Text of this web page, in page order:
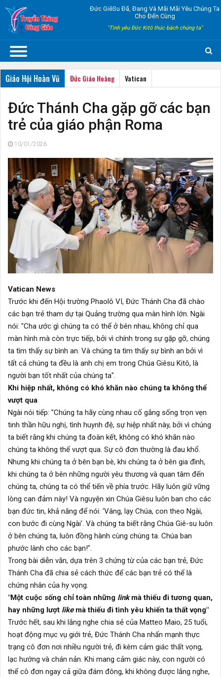
Đức GiêSu Đã, Đang Và Mãi Mãi Yêu Chúng Ta
Cho Đến Cùng
"Tình yêu Đức Kitô thúc bách chúng ta"
Giáo Hội Hoàn Vũ Đức Giáo Hoàng Vatican
Đức Thánh Cha gặp gỡ các bạn
trẻ của giáo phận Roma
10/01/2026
Vatican News
Trước khi đến Hội trường Phaolô VI, Đức Thánh Cha đã chào
các bạn trẻ tham dự tại Quảng trường qua màn hình lớn. Ngài
nói: "Cha ước gì chúng ta có thể ở bên nhau, không chỉ qua
màn hình mà còn trực tiếp, bởi vì chính trong sự gặp gỡ, chúng
ta tìm thấy sự bình an. Và chúng ta tìm thấy sự bình an bởi vì
tất cả chúng ta đều là anh chị em trong Chúa Giêsu Kitô, là
người bạn tốt nhất của chúng ta".
Khi hiệp nhất, không có khó khăn nào chúng ta không thể
vượt qua
Ngài nói tiếp: "Chúng ta hãy cùng nhau cố gắng sống trọn vẹn
tinh thần hữu nghị, tình huynh đệ, sự hiệp nhất này, bởi vì chúng
ta biết rằng khi chúng ta đoàn kết, không có khó khăn nào
chúng ta không thể vượt qua. Sự cô đơn thường là đau khổ.
Nhưng khi chúng ta ở bên bạn bè, khi chúng ta ở bên gia đình,
khi chúng ta ở bên những người yêu thương và quan tâm đến
chúng ta, chúng ta có thể tiến về phía trước. Hãy luôn giữ vững
lòng can đảm này! Và nguyện xin Chúa Giêsu luôn ban cho các
bạn đức tin, khả năng để nói: 'Vâng, lạy Chúa, con theo Ngài,
con bước đi cùng Ngài'. Và chúng ta biết rằng Chúa Giê-su luôn
ở bên chúng ta, luôn đồng hành cùng chúng ta. Chúa ban
phước lành cho các bạn!".
Trong bài diễn văn, dựa trên 3 chứng từ của các bạn trẻ, Đức
Thánh Cha đã chia sẻ cách thức để các bạn trẻ có thể là
chứng nhân của hy vọng.
"Một cuộc sống chỉ toàn những linkmà thiếu đi tương quan,
hay những lượt likemà thiếu đi tình yêu khiến ta thất vọng"
Trước hết, sau khi lắng nghe chia sẻ của Matteo Maio, 25 tuổi,
hoạt động mục vụ giới trẻ, Đức Thánh Cha nhấn mạnh thực
trạng cô đơn nơi nhiều người trẻ, đi kèm cảm giác thất vọng,
lạc hướng và chán nản. Khi mang cảm giác này, con người có
thể cô đơn ngay cả giữa đám đông, khi không được lắng nghe,